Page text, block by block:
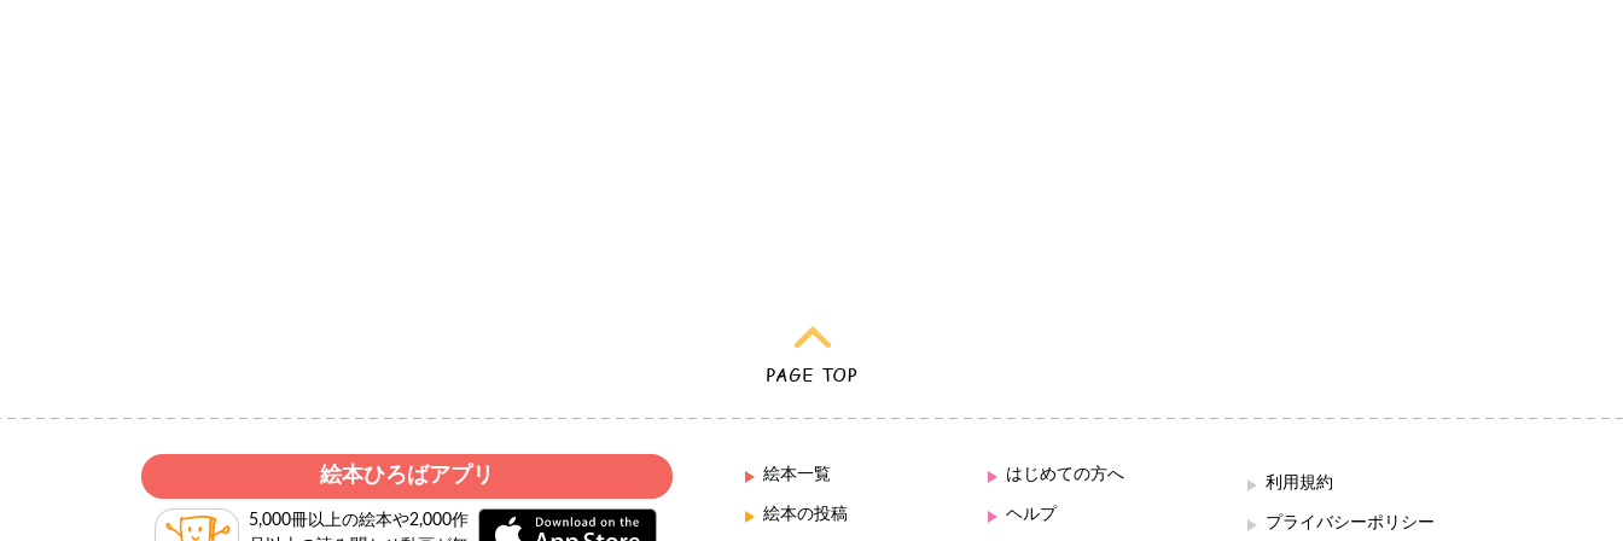
絵本ひろばアプリ
5,000冊以上の絵本や2,000作
絵本一覧
絵本の投稿
はじめての方へ
ヘルプ
利用規約
プライバシーポリシー